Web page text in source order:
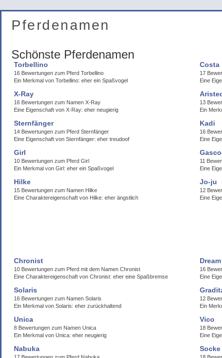
Pferdenamen
Schönste Pferdenamen
Torbellino
16 Bewertungen zum Pferd Torbellino
Ein Merkmal von Torbellino: eher ein Spaßvogel
Costa
17
Eine
X-Ray
16 Bewertungen zum Namen X-Ray
Eine Eigenschaft von X-Ray: eher neugierig
13
Ein
Sternfänger
14 Bewertungen zum Pferd Sternfänger
Eine Eigenschaft von Sternfänger: eher treudoof
Kadi
16
Eine
Girl
10 Bewertungen zum Pferd Girl
Ein Merkmal von Girl: eher ein Spaßvogel
11
Eine
Hilke
15 Bewertungen zum Namen Hilke
Eine Charaktereigenschaft von Hilke: eher ängstlich
Jo-ju
12
Eine
Chronist
10 Bewertungen zum Pferd mit dem Namen Chronist
Eine Charaktereigenschaft von Chronist: eher eine Spaßbremse
16
Eine
Solaris
16 Bewertungen zum Namen Solaris
Ein Merkmal von Solaris: eher zurückhaltend
12
Ein
Unica
8 Bewertungen zum Namen Unica
Ein Merkmal von Unica: eher neugierig
Vico
18
Eine
Nabuka Socke